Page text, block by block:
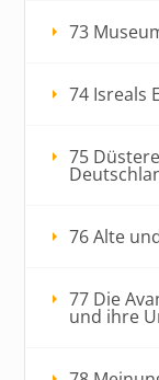
73
74 Isreals
75
76 Alte
77 Die
und ihre